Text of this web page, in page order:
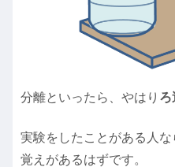
分離といったら、やはり ろ
実験をしたことがある人
覚えがあるはずです。